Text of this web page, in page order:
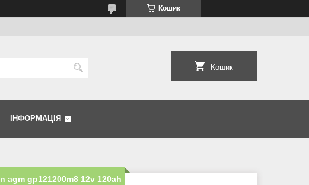
Кошик
Кошик
ІНФОРМАЦІЯ
agm gp121200m8 12v 120ah